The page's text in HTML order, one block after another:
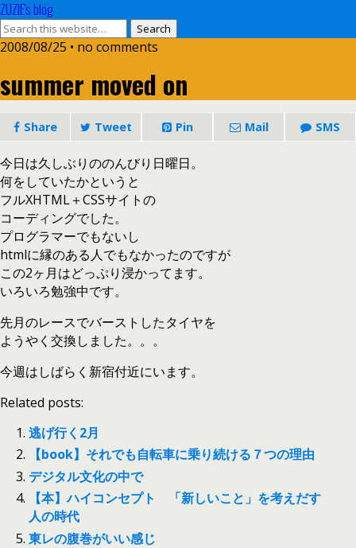
ZUZIE's blog
2008/08/25 • no comments
summer moved on
Share Tweet Pin Mail SMS
今日は久しぶりののんびり日曜日。
何をしていたかというと
フルXHTML＋CSSサイトの
コーディングでした。
プログラマーでもないし
htmlに縁のある人でもなかったのですが
この2ヶ月はどっぷり浸かってます。
いろいろ勉強中です。
先月のレースでバーストしたタイヤを
ようやく交換しました。。。
今週はしばらく新宿付近にいます。
Related posts:
逃げ行く2月
【book】それでも自転車に乗り続ける７つの理由
デジタル文化の中で
【本】ハイコンセプト 「新しいこと」を考えだす
人の時代
東レの腹巻がいい感じ